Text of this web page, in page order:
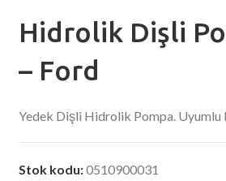
Hidrolik Dişli
– Ford
Yedek Dişli Hidrolik Pompa.
Stok kodu:0510900031